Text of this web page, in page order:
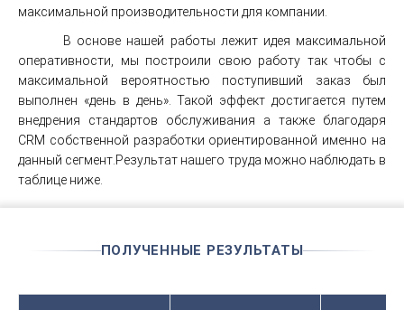
максимальной производительности для компании.
В основе нашей работы лежит идея максимальной
оперативности, мы построили свою работу так чтобы с
максимальной вероятностью поступивший заказ был
выполнен «день в день». Такой эффект достигается путем
внедрения стандартов обслуживания а также благодаря
CRM собственной разработки ориентированной именно на
данный сегмент.Результат нашего труда можно наблюдать в
таблице ниже.
ПОЛУЧЕННЫЕ РЕЗУЛЬТАТЫ